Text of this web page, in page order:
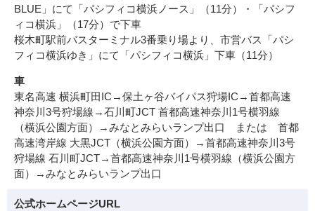
BLUE」にて「パシフィコ横浜ノース」（11分）・「パシフ
ィコ横浜」（17分）で下車
桜木町駅前バスターミナル3番乗り場より、市営バス「パシ
フィコ横浜ゆき」にて「パシフィコ横浜」下車（11分）
車
東名高速 横浜町田IC→保土ヶ谷バイパス狩場IC→首都高速
神奈川3号狩場線→石川町JCT 首都高速神奈川1号横羽線
（横浜公園方面）→みなとみらいランプ出口 または 首都
高速湾岸線 大黒JCT（横浜公園方面）→首都高速神奈川3号
狩場線 石川町JCT→首都高速神奈川1号横羽線（横浜公園方
面）→みなとみらいランプ出口
公式ホームページURL